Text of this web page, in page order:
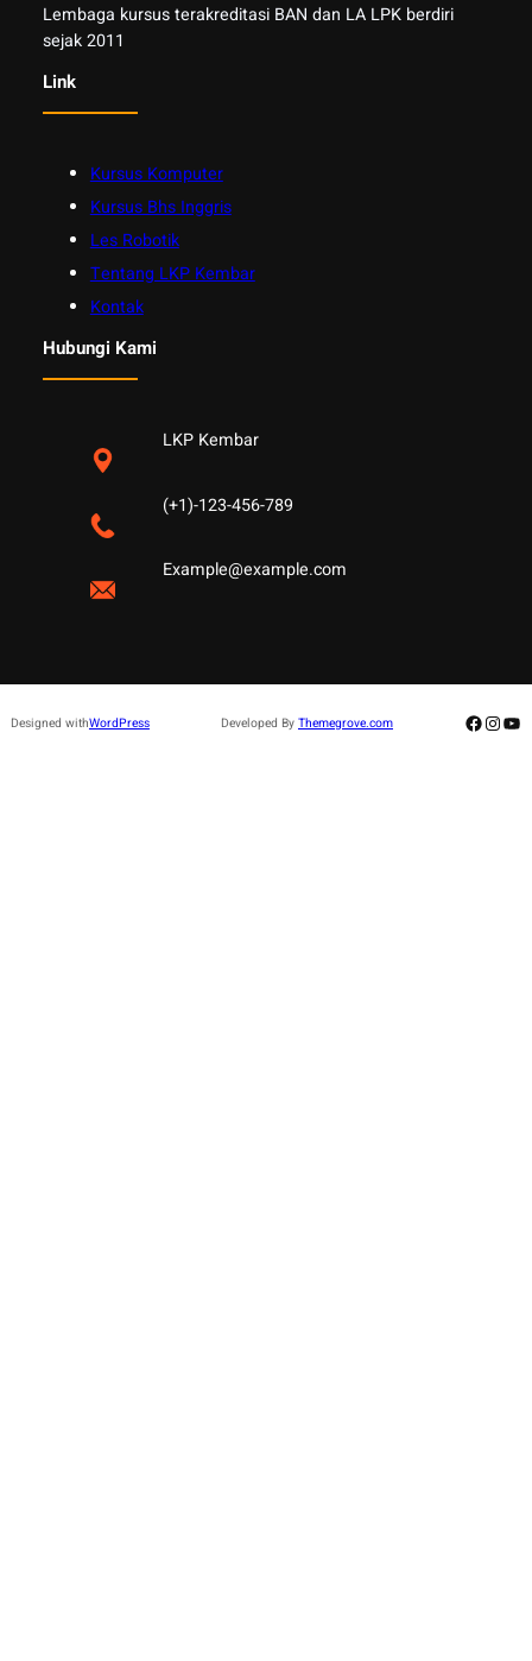
Lembaga kursus terakreditasi BAN dan LA LPK berdiri
sejak 2011
Link
Kursus Komputer
Kursus Bhs Inggris
Les Robotik
Tentang LKP Kembar
Kontak
Hubungi Kami
LKP Kembar
(+1)-123-456-789
Example@example.com
Designed withWordPress Developed By Themegrove.com